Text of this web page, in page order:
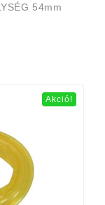
54mm
Akció!